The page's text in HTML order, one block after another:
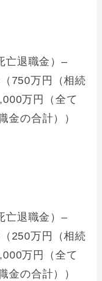
亡退職金）–
750万円（相続
万円（全て
金の合計））
亡退職金）–
250万円（相続
万円（全て
金の合計））